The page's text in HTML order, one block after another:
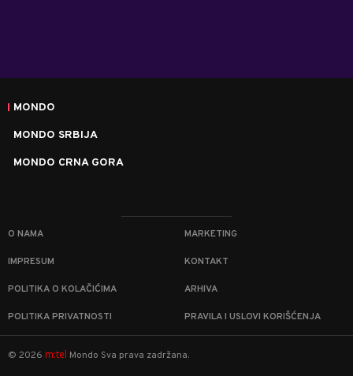
MONDO
MONDO SRBIJA
MONDO CRNA GORA
O NAMA MARKETING
IMPRESUM KONTAKT
POLITIKA O KOLAČIĆIMA ARHIVA
POLITIKA PRIVATNOSTI PRAVILA I USLOVI KORIŠĆENJA
© 2026 m:tel Mondo Sva prava zadržana.